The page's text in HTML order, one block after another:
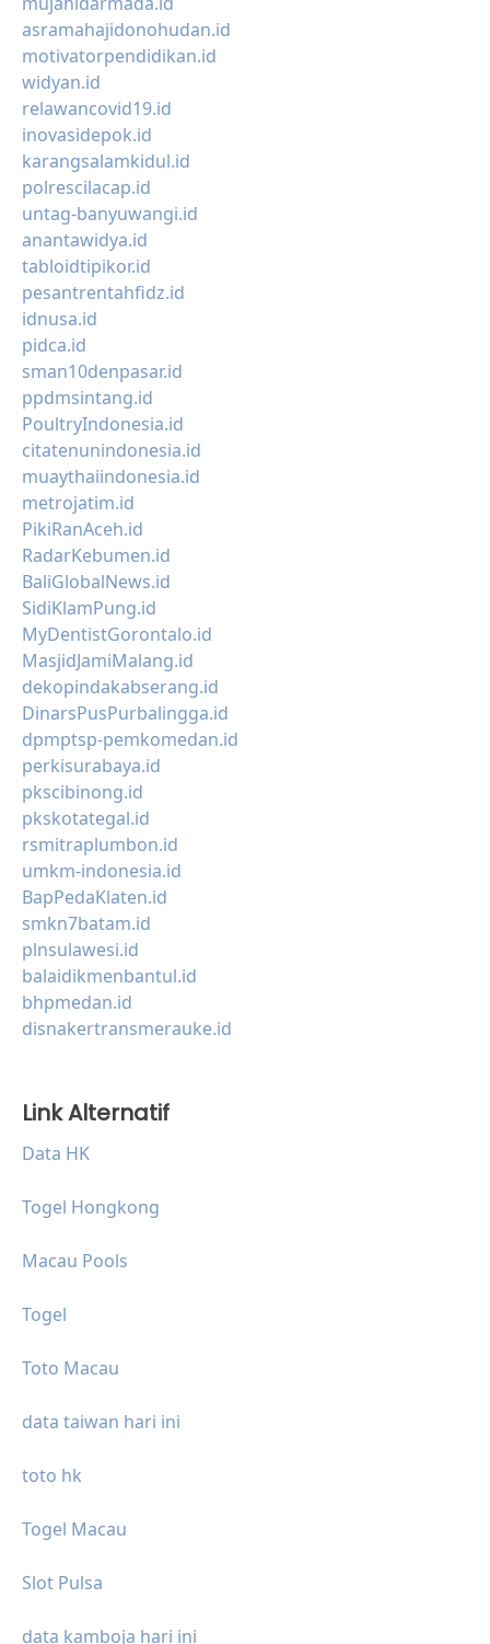
asramahajidonohudan.id
motivatorpendidikan.id
widyan.id
relawancovid19.id
inovasidepok.id
karangsalamkidul.id
polrescilacap.id
untag-banyuwangi.id
anantawidya.id
tabloidtipikor.id
pesantrentahfidz.id
idnusa.id
pidca.id
sman10denpasar.id
ppdmsintang.id
PoultryIndonesia.id
citatenunindonesia.id
muaythaiindonesia.id
metrojatim.id
PikiRanAceh.id
RadarKebumen.id
BaliGlobalNews.id
SidiKlamPung.id
MyDentistGorontalo.id
MasjidJamiMalang.id
dekopindakabserang.id
DinarsPusPurbalingga.id
dpmptsp-pemkomedan.id
perkisurabaya.id
pkscibinong.id
pkskotategal.id
rsmitraplumbon.id
umkm-indonesia.id
BapPedaKlaten.id
smkn7batam.id
plnsulawesi.id
balaidikmenbantul.id
bhpmedan.id
disnakertransmerauke.id
Link Alternatif
Data HK
Togel Hongkong
Macau Pools
Togel
Toto Macau
data taiwan hari ini
toto hk
Togel Macau
Slot Pulsa
data kamboja hari ini